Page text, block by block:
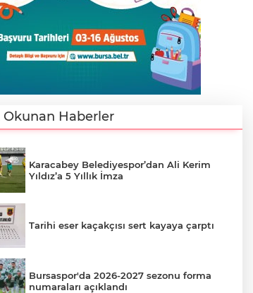
Okunan Haberler
Karacabey Belediyespor’dan Ali Kerim
Yıldız’a 5 Yıllık İmza
Tarihi eser kaçakçısı sert kayaya çarptı
Bursaspor'da 2026-2027 sezonu forma
numaraları açıklandı